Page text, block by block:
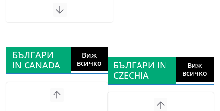
БЪЛГАРИ
IN CANADA
Виж
всичко
БЪЛГАРИ IN
CZECHIA
Виж
всичко